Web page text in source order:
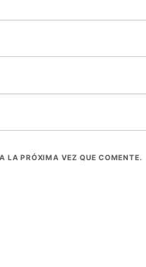
LA PRÓXIMA VEZ QUE COMENTE.